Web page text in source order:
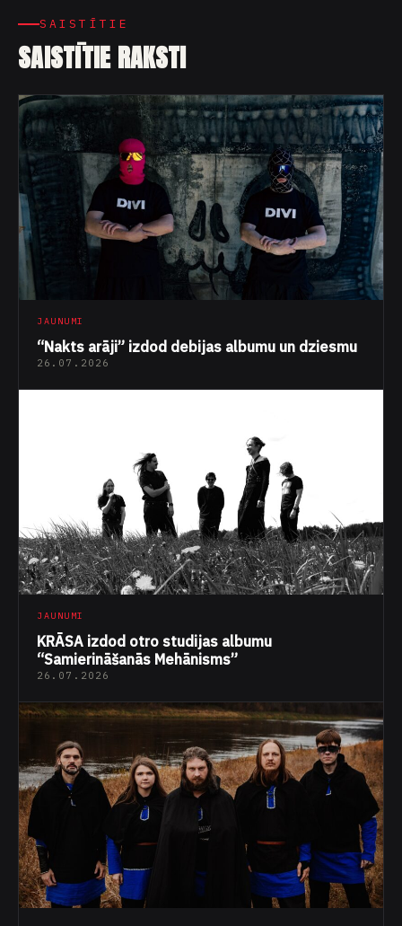
SAISTĪTIE
SAISTĪTIE RAKSTI
JAUNUMI
“Nakts arāji” izdod debijas albumu un dziesmu
26.07.2026
JAUNUMI
KRĀSA izdod otro studijas albumu
“Samierināšanās Mehānisms”
26.07.2026